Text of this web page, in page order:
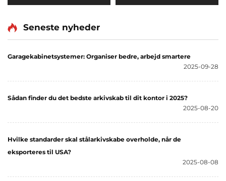
moderne udendørs stål-
opbevaring til hotel og
værktøjsvogn til
kabinet
Seneste nyheder
Garagekabinetsystemer: Organiser bedre, arbejd smartere
2025-09-28
Sådan finder du det bedste arkivskab til dit kontor i 2025?
2025-08-20
Hvilke standarder skal stålarkivskabe overholde, når de
eksporteres til USA?
2025-08-08